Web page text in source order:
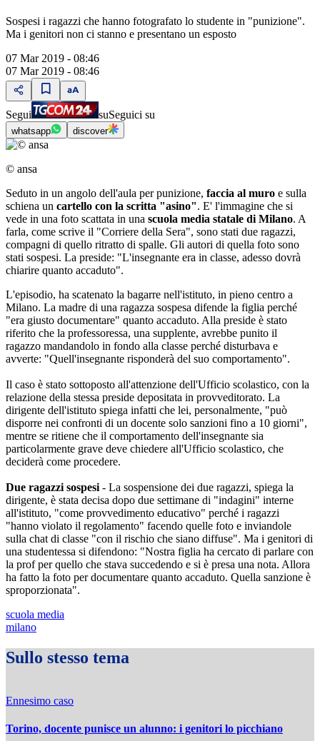
Sospesi i ragazzi che hanno fotografato lo studente in "punizione".
Ma i genitori non ci stanno e presentano un esposto
07 Mar 2019 - 08:46
07 Mar 2019 - 08:46
Segui suSeguici su
whatsapp discover
© ansa
Seduto in un angolo dell'aula per punizione, faccia al muro e sulla
schiena un cartello con la scritta "asino". E' l'immagine che si
vede in una foto scattata in una scuola media statale di Milano. A
farla, come scrive il "Corriere della Sera", sono stati due ragazzi,
compagni di quello ritratto di spalle. Gli autori di quella foto sono
stati sospesi. La preside: "L'insegnante era in classe, adesso dovrà
chiarire quanto accaduto".
L'episodio, ha scatenato la bagarre nell'istituto, in pieno centro a
Milano. La madre di una ragazza sospesa difende la figlia perché
"era giusto documentare" quanto accaduto. Alla preside è stato
riferito che la professoressa, una supplente, avrebbe punito il
ragazzo mandandolo in fondo alla classe perché disturbava e
avverte: "Quell'insegnante risponderà del suo comportamento".
Il caso è stato sottoposto all'attenzione dell'Ufficio scolastico, con la
relazione della stessa preside depositata in provveditorato. La
dirigente dell'istituto spiega infatti che lei, personalmente, "può
disporre nei confronti di un docente solo sanzioni fino a 10 giorni",
mentre se ritiene che il comportamento dell'insegnante sia
particolarmente grave deve chiedere all'Ufficio scolastico, che
deciderà come procedere.
Due ragazzi sospesi - La sospensione dei due ragazzi, spiega la
dirigente, è stata decisa dopo due settimane di "indagini" interne
all'istituto, "come provvedimento educativo" perché i ragazzi
"hanno violato il regolamento" facendo quelle foto e inviandole
sulla chat di classe "con il rischio che siano diffuse". Ma i genitori di
una studentessa si difendono: "Nostra figlia ha cercato di parlare con
la prof per quello che stava succedendo e si è presa una nota. Allora
ha fatto la foto per documentare quanto accaduto. Quella sanzione è
sproporzionata".
scuola media
milano
Sullo stesso tema
Ennesimo caso
Torino, docente punisce un alunno: i genitori lo picchiano